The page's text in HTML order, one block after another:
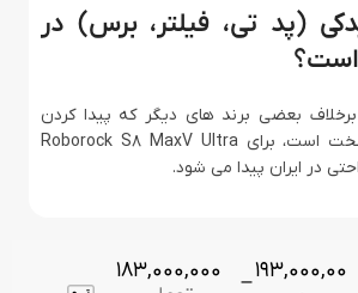
(پد تی، فیلتر، برس) در
است؟
برخلاف بعضی برند های دیگر که پیدا کردن
قطعات یدکیشان سخت است، برای Roborock S8 MaxV Ultra
در ایران پیدا می‌ شود.
193,000,00
–
183,000,000